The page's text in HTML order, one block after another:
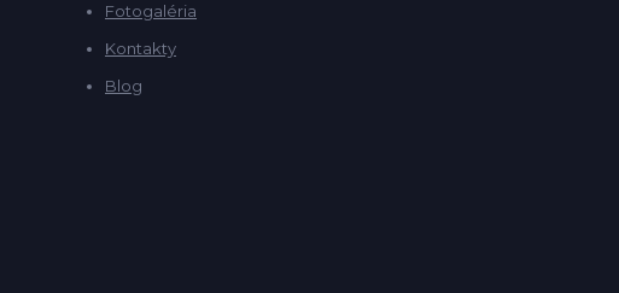
Fotogaléria
Kontakty
Blog